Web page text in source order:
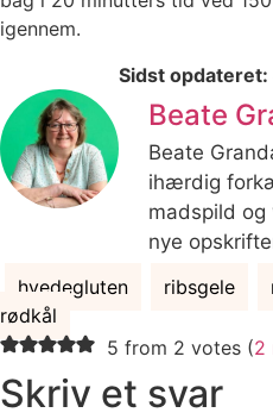
igennem.
Sidst
Beate
Beate
ihærdig
madspild
nye
hvedegluten
ribsgele
rødkål
5 from 2 votes (2
Skriv et svar